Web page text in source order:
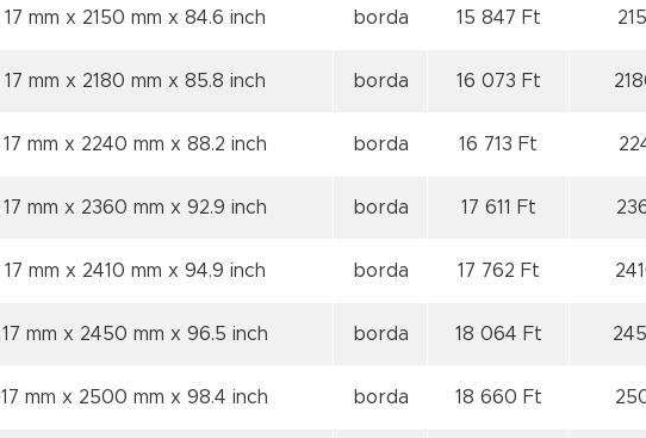
17 mm x 2150 mm x 84.6 inch borda 15 847 Ft
17 mm x 2180 mm x 85.8 inch borda 16 073 Ft
17 mm x 2240 mm x 88.2 inch borda 16 713 Ft
17 mm x 2360 mm x 92.9 inch borda 17 611 Ft
17 mm x 2410 mm x 94.9 inch borda 17 762 Ft
17 mm x 2450 mm x 96.5 inch borda 18 064 Ft
17 mm x 2500 mm x 98.4 inch borda 18 660 Ft